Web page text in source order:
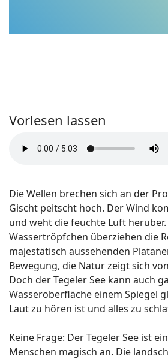
Vorlesen lassen
Die Wellen brechen sich an der
Gischt peitscht hoch. Der Wind
und weht die feuchte Luft herüber.
Wassertröpfchen überziehen die
majestätisch aussehenden
Bewegung, die Natur zeigt sich
Doch der Tegeler See kann auch
Wasseroberfläche einem Spiegel
Laut zu hören ist und alles zu
Keine Frage: Der Tegeler See ist
Menschen magisch an. Die